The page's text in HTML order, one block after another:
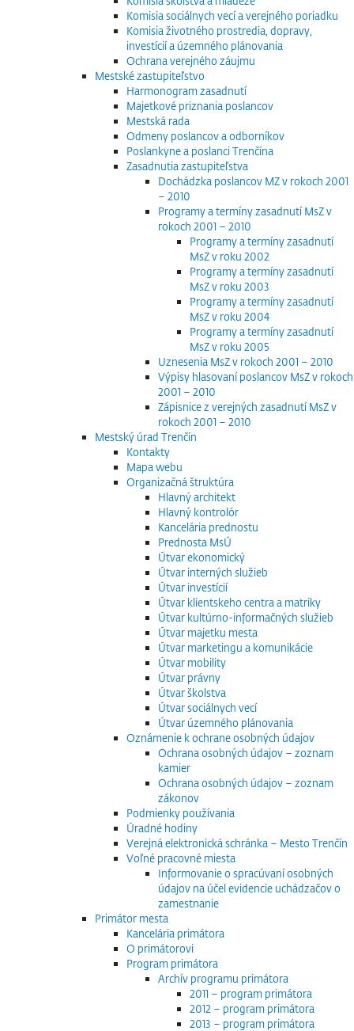
Komisia sociálnych vecí a verejného poriadku
Komisia životného prostredia, dopravy,
investícií a územného plánovania
Ochrana verejného záujmu
Mestské zastupiteľstvo
Harmonogram zasadnutí
Majetkové priznania poslancov
Mestská rada
Odmeny poslancov a odborníkov
Poslankyne a poslanci Trenčína
Zasadnutia zastupiteľstva
Dochádzka poslancov MZ v rokoch 2001
– 2010
Programy a termíny zasadnutí MsZ v
rokoch 2001 – 2010
Programy a termíny zasadnutí
MsZ v roku 2002
Programy a termíny zasadnutí
MsZ v roku 2003
Programy a termíny zasadnutí
MsZ v roku 2004
Programy a termíny zasadnutí
MsZ v roku 2005
Uznesenia MsZ v rokoch 2001 – 2010
Výpisy hlasovaní poslancov MsZ v rokoch
2001 – 2010
Zápisnice z verejných zasadnutí MsZ v
rokoch 2001 – 2010
Mestský úrad Trenčín
Kontakty
Mapa webu
Organizačná štruktúra
Hlavný architekt
Hlavný kontrolór
Kancelária prednostu
Prednosta MsÚ
Útvar ekonomický
Útvar interných služieb
Útvar investícií
Útvar klientskeho centra a matriky
Útvar kultúrno-informačných služieb
Útvar majetku mesta
Útvar marketingu a komunikácie
Útvar mobility
Útvar právny
Útvar školstva
Útvar sociálnych vecí
Útvar územného plánovania
Oznámenie k ochrane osobných údajov
Ochrana osobných údajov – zoznam
kamier
Ochrana osobných údajov – zoznam
zákonov
Podmienky používania
Úradné hodiny
Verejná elektronická schránka – Mesto Trenčín
Voľné pracovné miesta
Informovanie o spracúvaní osobných
údajov na účel evidencie uchádzačov o
zamestnanie
Primátor mesta
Kancelária primátora
O primátorovi
Program primátora
Archív programu primátora
2011 – program primátora
2012 – program primátora
2013 – program primátora